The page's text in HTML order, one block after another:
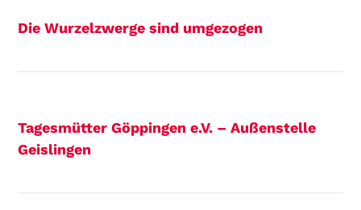
Die Wurzelzwerge sind umgezogen
Tagesmütter Göppingen e.V. – Außenstelle
Geislingen